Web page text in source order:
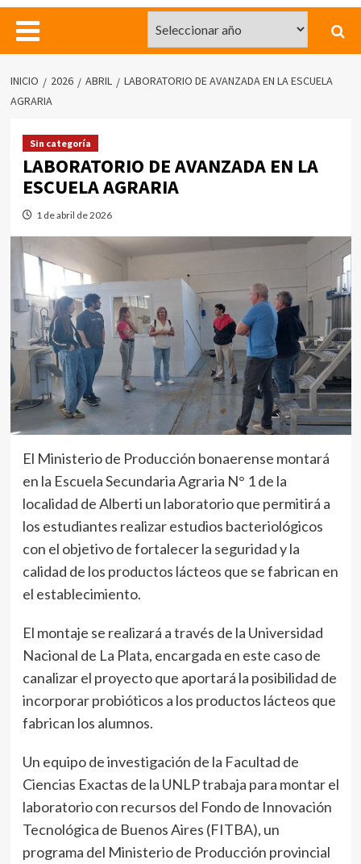
INICIO 2026 ABRIL
LABORATORIO DE AVANZADA EN LA ESCUELA
AGRARIA
Sin categoría
LABORATORIO DE AVANZADA EN LA
ESCUELA AGRARIA
1 de abril de 2026
El Ministerio de Producción bonaerense montará
en la Escuela Secundaria Agraria N° 1 de la
localidad de Alberti un laboratorio que permitirá a
los estudiantes realizar estudios bacteriológicos
con el objetivo de fortalecer la seguridad y la
calidad de los productos lácteos que se fabrican en
el establecimiento.
El montaje se realizará a través de la Universidad
Nacional de La Plata, encargada en este caso de
canalizar el proyecto que aportará la posibilidad de
incorporar probióticos a los productos lácteos que
fabrican los alumnos.
Un equipo de investigación de la Facultad de
Ciencias Exactas de la UNLP trabaja para montar el
laboratorio con recursos del Fondo de Innovación
Tecnológica de Buenos Aires (FITBA), un
programa del Ministerio de Producción provincial